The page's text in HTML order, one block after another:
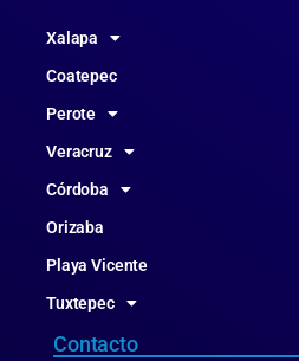
Xalapa
Coatepec
Perote
Veracruz
Córdoba
Orizaba
Playa Vicente
Tuxtepec
Contacto